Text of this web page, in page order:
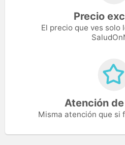
Precio
El precio que ves solo
Atención
Misma atención que si